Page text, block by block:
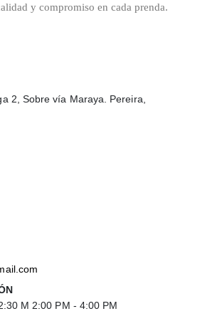
y compromiso en cada prenda.
2, Sobre vía Maraya. Pereira,
M 2:00 PM - 4:00 PM